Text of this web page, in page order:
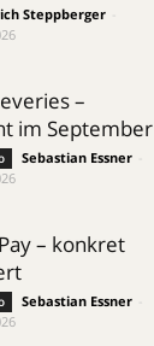
Steppberger
–
im September
Sebastian Essner
– konkret
Sebastian Essner